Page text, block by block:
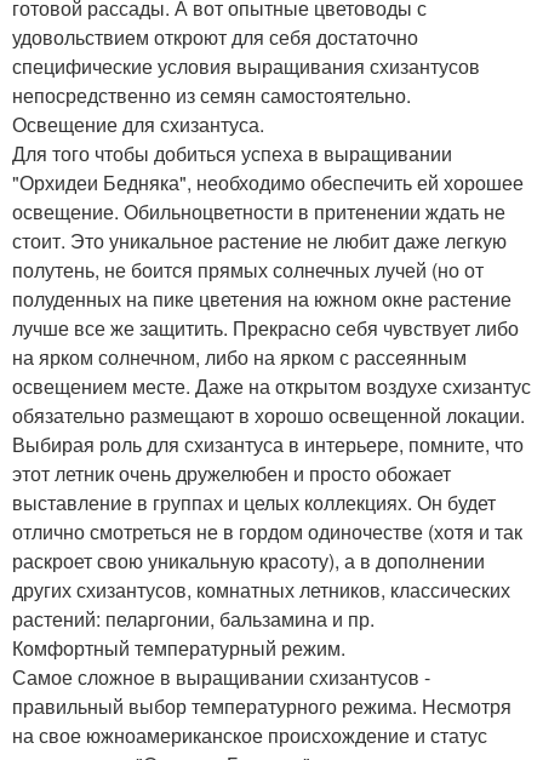
готовой рассады. А вот опытные цветоводы с
удовольствием откроют для себя достаточно
специфические условия выращивания схизантусов
непосредственно из семян самостоятельно.
Освещение для схизантуса.
Для того чтобы добиться успеха в выращивании
"Орхидеи Бедняка", необходимо обеспечить ей хорошее
освещение. Обильноцветности в притенении ждать не
стоит. Это уникальное растение не любит даже легкую
полутень, не боится прямых солнечных лучей (но от
полуденных на пике цветения на южном окне растение
лучше все же защитить. Прекрасно себя чувствует либо
на ярком солнечном, либо на ярком с рассеянным
освещением месте. Даже на открытом воздухе схизантус
обязательно размещают в хорошо освещенной локации.
Выбирая роль для схизантуса в интерьере, помните, что
этот летник очень дружелюбен и просто обожает
выставление в группах и целых коллекциях. Он будет
отлично смотреться не в гордом одиночестве (хотя и так
раскроет свою уникальную красоту), а в дополнении
других схизантусов, комнатных летников, классических
растений: пеларгонии, бальзамина и пр.
Комфортный температурный режим.
Самое сложное в выращивании схизантусов -
правильный выбор температурного режима. Несмотря
на свое южноамериканское происхождение и статус